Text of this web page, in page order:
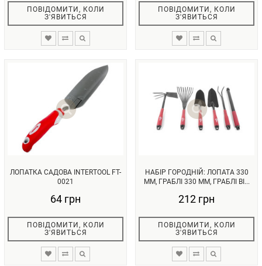
ПОВІДОМИТИ, КОЛИ
З'ЯВИТЬСЯ
ПОВІДОМИТИ, КОЛИ
З'ЯВИТЬСЯ
ЛОПАТКА САДОВА INTERTOOL FT-
0021
64 грн
ПОВІДОМИТИ, КОЛИ
З'ЯВИТЬСЯ
НАБІР ГОРОДНІЙ: ЛОПАТА 330
ММ, ГРАБЛІ 330 ММ, ГРАБЛІ ВІ...
212 грн
ПОВІДОМИТИ, КОЛИ
З'ЯВИТЬСЯ